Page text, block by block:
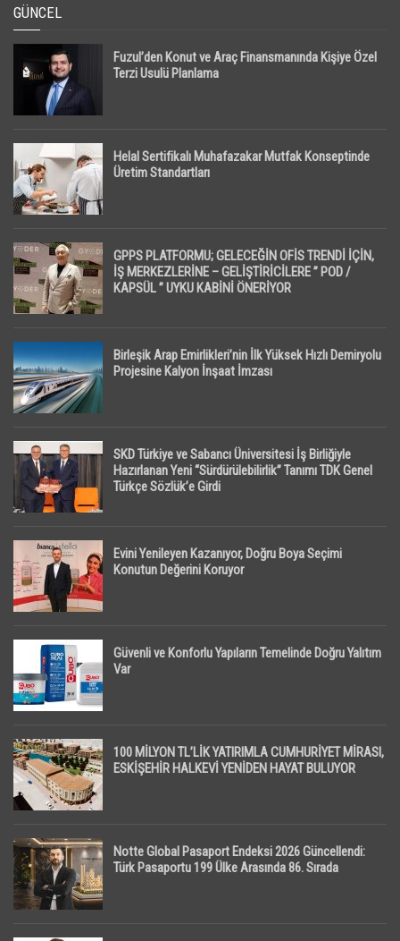
GÜNCEL
Fuzul’den Konut ve Araç Finansmanında Kişiye Özel
Terzi Usulü Planlama
Helal Sertifikalı Muhafazakar Mutfak Konseptinde
Üretim Standartları
GPPS PLATFORMU; GELECEĞİN OFİS TRENDİ İÇİN,
İŞ MERKEZLERİNE – GELİŞTİRİCİLERE ” POD /
KAPSÜL ” UYKU KABİNİ ÖNERİYOR
Birleşik Arap Emirlikleri’nin İlk Yüksek Hızlı Demiryolu
Projesine Kalyon İnşaat İmzası
SKD Türkiye ve Sabancı Üniversitesi İş Birliğiyle
Hazırlanan Yeni “Sürdürülebilirlik” Tanımı TDK Genel
Türkçe Sözlük’e Girdi
Evini Yenileyen Kazanıyor, Doğru Boya Seçimi
Konutun Değerini Koruyor
Güvenli ve Konforlu Yapıların Temelinde Doğru Yalıtım
Var
100 MİLYON TL’LİK YATIRIMLA CUMHURİYET MİRASI,
ESKİŞEHİR HALKEVİ YENİDEN HAYAT BULUYOR
Notte Global Pasaport Endeksi 2026 Güncellendi:
Türk Pasaportu 199 Ülke Arasında 86. Sırada